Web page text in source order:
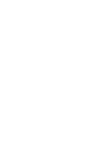
Bobo7 16
00:06:09
Battifolle,
00:12:14
Matteo
subito due